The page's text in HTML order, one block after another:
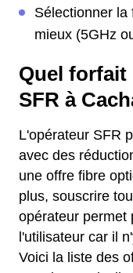
Sélectionner la
mieux (5GHz
Quel forfait
SFR à
L'opérateur SFR
avec des
une offre fibre
plus, souscrire
opérateur permet
l'utilisateur car il
Voici la liste des